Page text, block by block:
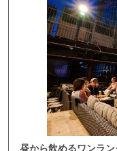
昼から飲めるワンラ